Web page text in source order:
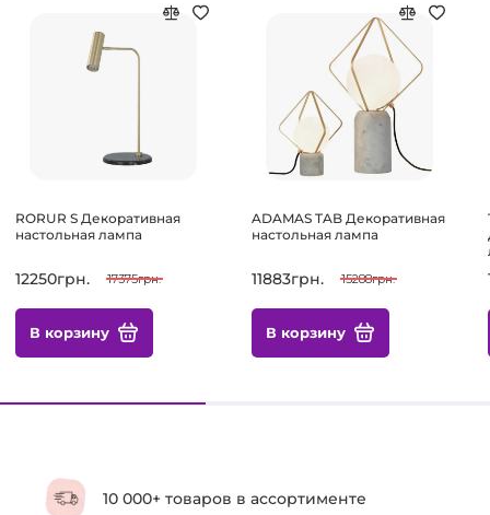
RORUR S Декоративная
настольная лампа
12250грн. 17375грн.
В корзину
ADAMAS TAB Декоративная
настольная лампа
11883грн. 15288грн.
В корзину
10 000+ товаров в ассортименте